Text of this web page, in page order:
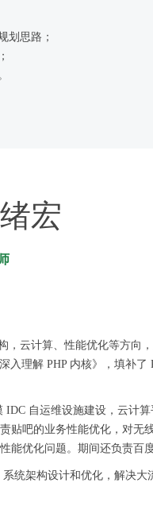
划思路；
宏
，云计算、性能优化等方向
入理解 PHP 内核》，填补
IDC 自运维设施建设，云计
贴吧的业务性能优化，对无
能优化问题。期间还负责百
统架构设计和优化，解决